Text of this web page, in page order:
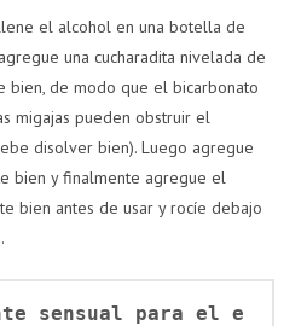
el alcohol en una botella de
una cucharadita nivelada de
bien, de modo que el bicarbonato
migajas pueden obstruir el
disolver bien). Luego agregue
bien y finalmente agregue el
bien antes de usar y rocíe debajo
sensual para el e